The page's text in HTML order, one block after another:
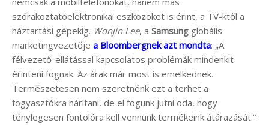
szórakoztatóelektronikai eszközöket is érint, a TV-ktől a
háztartási gépekig. Wonjin Lee, a Samsung globális
marketingvezetője a Bloombergnek azt mondta: „A
félvezető-ellátással kapcsolatos problémák mindenkit
érinteni fognak. Az árak már most is emelkednek.
Természetesen nem szeretnénk ezt a terhet a
fogyasztókra hárítani, de el fogunk jutni oda, hogy
ténylegesen fontolóra kell vennünk termékeink átárazását.”